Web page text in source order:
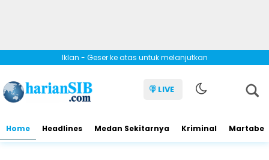
Iklan - Geser ke atas untuk melanjutkan
LIVE
Home Headlines Medan Sekitarnya Kriminal Martabe